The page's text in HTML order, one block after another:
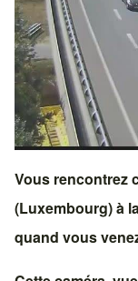
Vous rencontrez
(Luxembourg)à
quand vous